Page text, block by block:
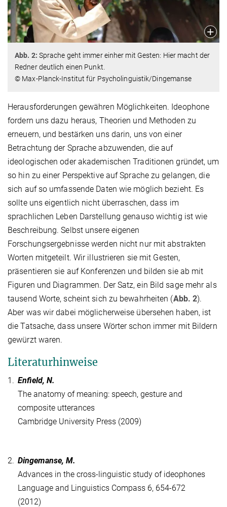
Abb. 2: Sprache geht immer einher mit Gesten: Hier macht der
Redner deutlich einen Punkt.
© Max-Planck-Institut für Psycholinguistik/Dingemanse
Herausforderungen gewähren Möglichkeiten. Ideophone
fordern uns dazu heraus, Theorien und Methoden zu
erneuern, und bestärken uns darin, uns von einer
Betrachtung der Sprache abzuwenden, die auf
ideologischen oder akademischen Traditionen gründet, um
so hin zu einer Perspektive auf Sprache zu gelangen, die
sich auf so umfassende Daten wie möglich bezieht. Es
sollte uns eigentlich nicht überraschen, dass im
sprachlichen Leben Darstellung genauso wichtig ist wie
Beschreibung. Selbst unsere eigenen
Forschungsergebnisse werden nicht nur mit abstrakten
Worten mitgeteilt. Wir illustrieren sie mit Gesten,
präsentieren sie auf Konferenzen und bilden sie ab mit
Figuren und Diagrammen. Der Satz, ein Bild sage mehr als
tausend Worte, scheint sich zu bewahrheiten (Abb. 2).
Aber was wir dabei möglicherweise übersehen haben, ist
die Tatsache, dass unsere Wörter schon immer mit Bildern
gewürzt waren.
Literaturhinweise
1. Enfield, N.
The anatomy of meaning: speech, gesture and
composite utterances
Cambridge University Press (2009)
2. Dingemanse, M.
Advances in the cross-linguistic study of ideophones
Language and Linguistics Compass 6, 654-672
(2012)